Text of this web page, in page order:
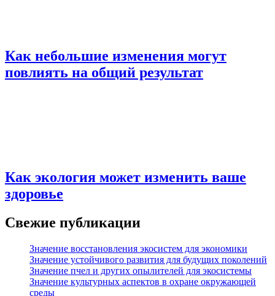
Как небольшие изменения могут
повлиять на общий результат
Как экология может изменить ваше
здоровье
Свежие публикации
Значение восстановления экосистем для экономики
Значение устойчивого развития для будущих поколений
Значение пчел и других опылителей для экосистемы
Значение культурных аспектов в охране окружающей
среды